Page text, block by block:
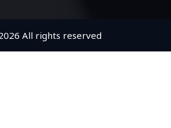
All rights reserved